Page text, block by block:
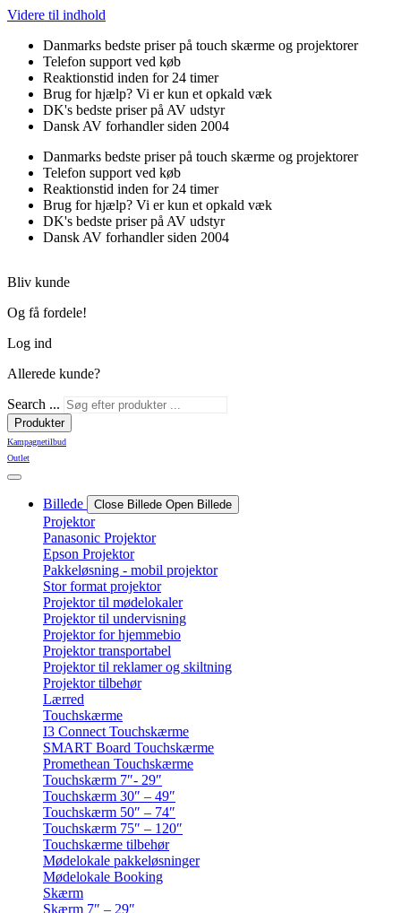
Videre til indhold
Danmarks bedste priser på touch skærme og projektorer
Telefon support ved køb
Reaktionstid inden for 24 timer
Brug for hjælp? Vi er kun et opkald væk
DK's bedste priser på AV udstyr
Dansk AV forhandler siden 2004
Danmarks bedste priser på touch skærme og projektorer
Telefon support ved køb
Reaktionstid inden for 24 timer
Brug for hjælp? Vi er kun et opkald væk
DK's bedste priser på AV udstyr
Dansk AV forhandler siden 2004
Bliv kunde
Og få fordele!
Log ind
Allerede kunde?
Search ...
Produkter
Kampagnetilbud
Outlet
Billede Close Billede Open Billede
Projektor
Panasonic Projektor
Epson Projektor
Pakkeløsning - mobil projektor
Stor format projektor
Projektor til mødelokaler
Projektor til undervisning
Projektor for hjemmebio
Projektor transportabel
Projektor til reklamer og skiltning
Projektor tilbehør
Lærred
Touchskærme
I3 Connect Touchskærme
SMART Board Touchskærme
Promethean Touchskærme
Touchskærm 7″- 29″
Touchskærm 30″ – 49″
Touchskærm 50″ – 74″
Touchskærm 75″ – 120″
Touchskærme tilbehør
Mødelokale pakkeløsninger
Mødelokale Booking
Skærm
Skærm 7″ – 29″